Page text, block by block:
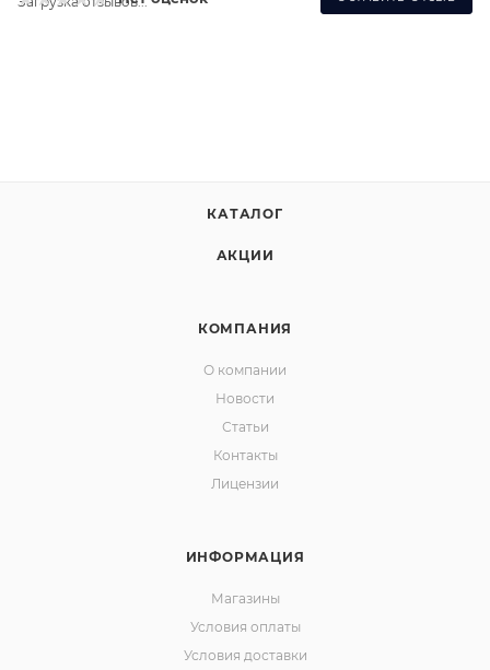
КАТАЛОГ
АКЦИИ
КОМПАНИЯ
О компании
Новости
Статьи
Контакты
Лицензии
ИНФОРМАЦИЯ
Магазины
Условия оплаты
Условия доставки